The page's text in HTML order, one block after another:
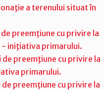
a terenului situat în
preemţiune cu privire la
- iniţiativa primarului.
preemţiune cu privire la
primarului.
preemţiune cu privire la